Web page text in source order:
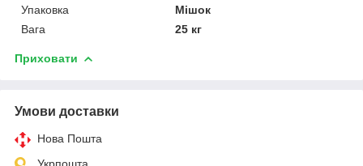
Упаковка
Мішок
Вага
25 кг
Приховати
Умови доставки
Нова Пошта
Укрпошта